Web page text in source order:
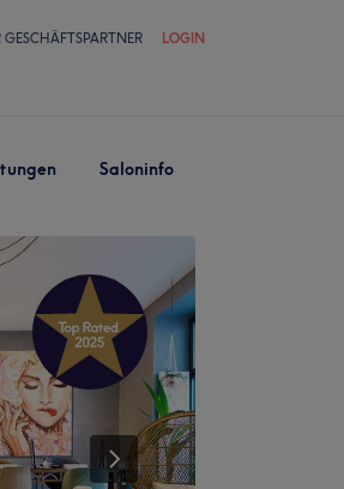
GESCHÄFTSPARTNER LOGIN
Saloninfo